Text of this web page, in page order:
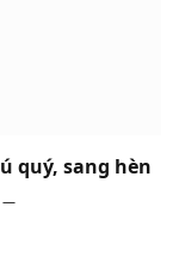
quý, sang hèn